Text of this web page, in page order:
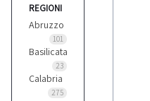
REGIONI
Abruzzo
101
Basilicata
23
Calabria
275